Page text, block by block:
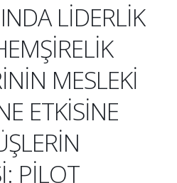
LİDERLİK
MESLEKİ
ETKİSİNE
PİLOT